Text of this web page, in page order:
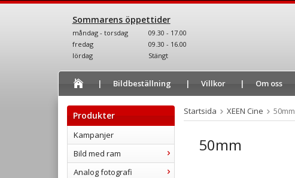
Sommarens öppettider
måndag - torsdag
09.30 - 17.00
fredag
09.30 - 16.00
lördag
Stängt
Bildbeställning Villkor Om oss
Produkter
Kampanjer
Bild med ram
Analog fotografi
Startsida XEEN Cine 50mm
50mm